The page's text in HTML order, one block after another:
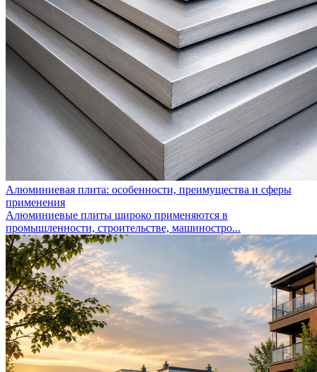
Алюминиевая плита: особенности, преимущества и сферы
применения
Алюминиевые плиты широко применяются в
промышленности, строительстве, машиностро...